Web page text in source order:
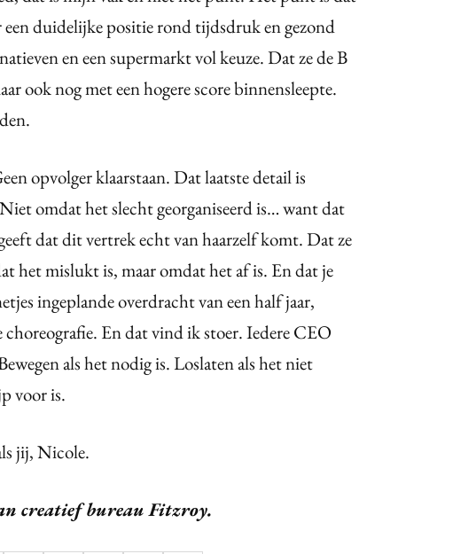
een duidelijke positie rond tijdsdruk en gezond
en een supermarkt vol keuze. Dat ze de B
ook nog met een hogere score binnensleepte.
opvolger klaarstaan. Dat laatste detail is
omdat het slecht georganiseerd is… want dat
dat dit vertrek echt van haarzelf komt. Dat ze
het mislukt is, maar omdat het af is. En dat je
ingeplande overdracht van een half jaar,
En dat vind ik stoer. Iedere CEO
als het nodig is. Loslaten als het niet
voor is.
jij, Nicole.
creatief bureau Fitzroy.